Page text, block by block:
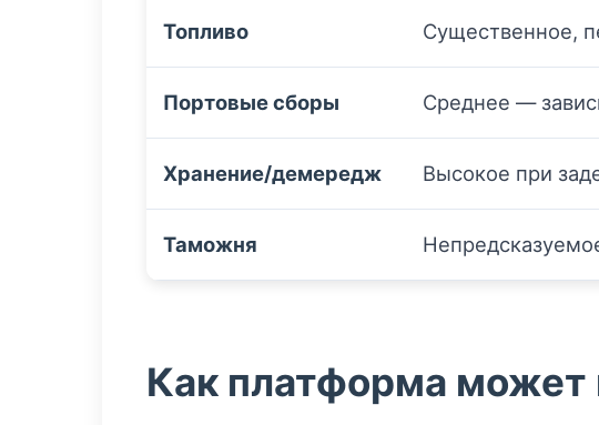
Топливо Существенное,
Портовые сборы Среднее —
Хранение/демередж Высокое при
Таможня
Как платформа может